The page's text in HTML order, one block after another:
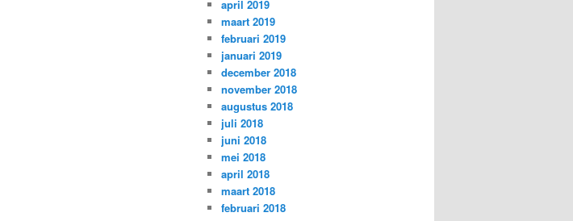
april 2019
maart 2019
februari 2019
januari 2019
december 2018
november 2018
augustus 2018
juli 2018
juni 2018
mei 2018
april 2018
maart 2018
februari 2018